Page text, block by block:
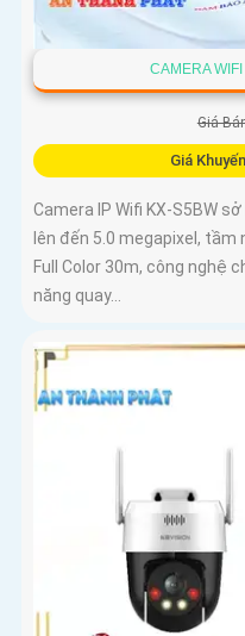
CAMERA
Giá
Giá
Camera IP Wifi KX-S5BW
lên đến 5.0 megapixel,
Full Color 30m, công nghệ
năng quay...